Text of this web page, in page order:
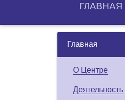
ГЛАВНАЯ
Главная
О Центре
Деятельность